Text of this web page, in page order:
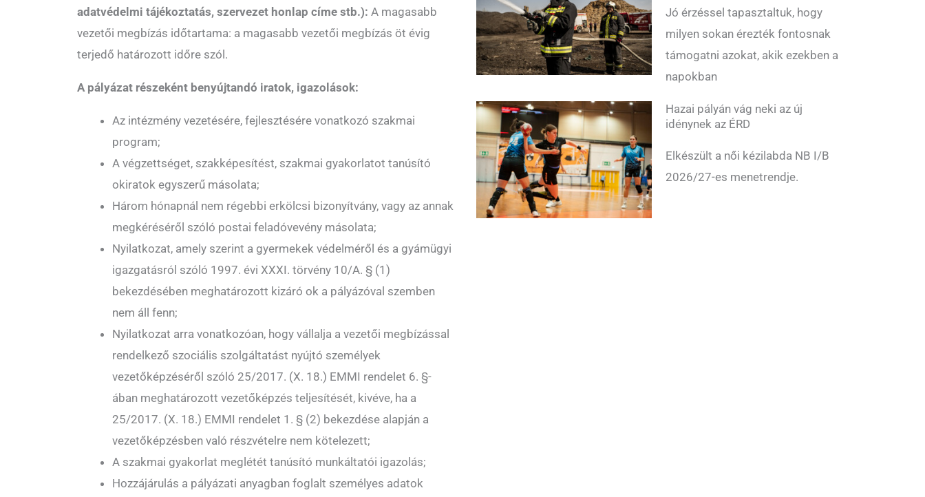
adatvédelmi tájékoztatás, szervezet honlap címe stb.): A magasabb
vezetői megbízás időtartama: a magasabb vezetői megbízás öt évig
terjedő határozott időre szól.
A pályázat részeként benyújtandó iratok, igazolások:
Az intézmény vezetésére, fejlesztésére vonatkozó szakmai
program;
A végzettséget, szakképesítést, szakmai gyakorlatot tanúsító
okiratok egyszerű másolata;
Három hónapnál nem régebbi erkölcsi bizonyítvány, vagy az annak
megkéréséről szóló postai feladóvevény másolata;
Nyilatkozat, amely szerint a gyermekek védelméről és a gyámügyi
igazgatásról szóló 1997. évi XXXI. törvény 10/A. § (1)
bekezdésében meghatározott kizáró ok a pályázóval szemben
nem áll fenn;
Nyilatkozat arra vonatkozóan, hogy vállalja a vezetői megbízással
rendelkező szociális szolgáltatást nyújtó személyek
vezetőképzéséről szóló 25/2017. (X. 18.) EMMI rendelet 6. §-
ában meghatározott vezetőképzés teljesítését, kivéve, ha a
25/2017. (X. 18.) EMMI rendelet 1. § (2) bekezdése alapján a
vezetőképzésben való részvételre nem kötelezett;
A szakmai gyakorlat meglétét tanúsító munkáltatói igazolás;
Hozzájárulás a pályázati anyagban foglalt személyes adatok
Jó érzéssel tapasztaltuk, hogy
milyen sokan érezték fontosnak
támogatni azokat, akik ezekben a
napokban
Hazai pályán vág neki az új
idénynek az ÉRD
Elkészült a női kézilabda NB I/B
2026/27-es menetrendje.